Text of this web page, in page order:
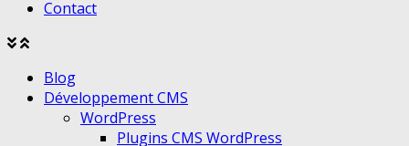
Contact
Agrandir
menu
Réduire
menu
Blog
Développement CMS
WordPress
Plugins CMS WordPress